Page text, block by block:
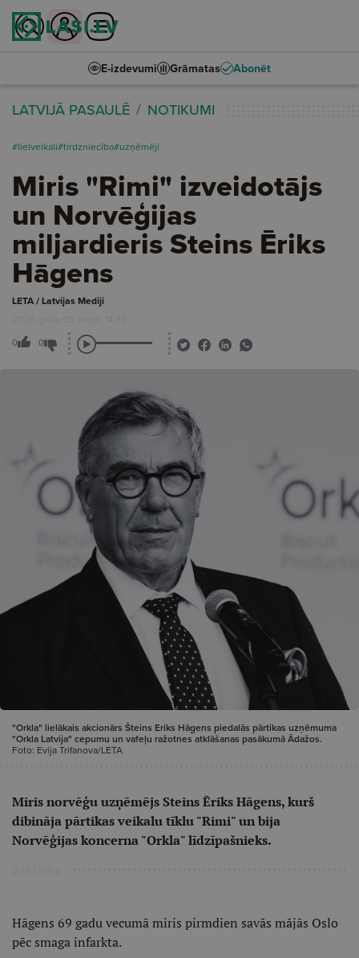
E-izdevumi Grāmatas Abonēt
LATVIJĀ PASAULĒ NOTIKUMI
#lielveikali#tirdzniecība#uzņēmēji
Miris "Rimi" izveidotājs
un Norvēģijas
miljardieris Steins Ēriks
Hāgens
LETA / Latvijas Mediji
2026. gada 05. maijs, 14:30
0 0
"Orkla" lielākais akcionārs Šteins Eriks Hāgens piedalās pārtikas uzņēmuma
"Orkla Latvija" cepumu un vafeļu ražotnes atklāšanas pasākumā Ādažos.
Foto: Evija Trifanova/LETA
Miris norvēģu uzņēmējs Steins Ēriks Hāgens, kurš
dibināja pārtikas veikalu tīklu "Rimi" un bija
Norvēģijas koncerna "Orkla" līdzīpašnieks.
Hāgens 69 gadu vecumā miris pirmdien savās mājās Oslo
pēc smaga infarkta.